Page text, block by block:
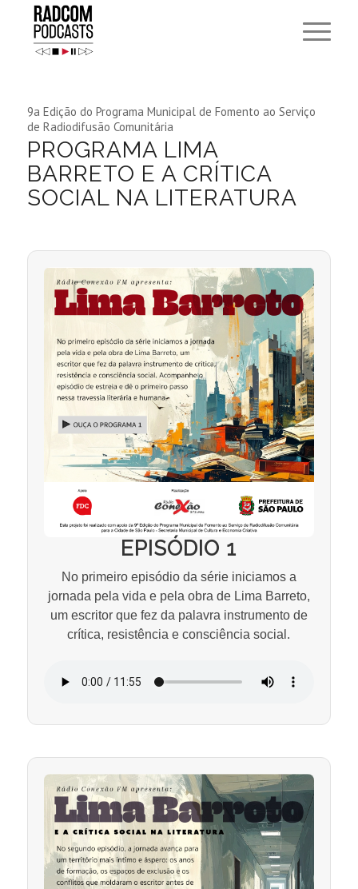
9a Edição do Programa Municipal de Fomento ao Serviço
de Radiodifusão Comunitária
PROGRAMA LIMA
BARRETO E A CRÍTICA
SOCIAL NA LITERATURA
EPISÓDIO 1
No primeiro episódio da série iniciamos a
jornada pela vida e pela obra de Lima Barreto,
um escritor que fez da palavra instrumento de
crítica, resistência e consciência social.